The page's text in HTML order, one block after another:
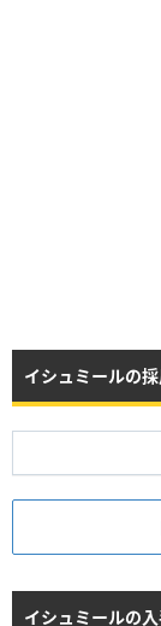
イシュミールの
イシュミールの